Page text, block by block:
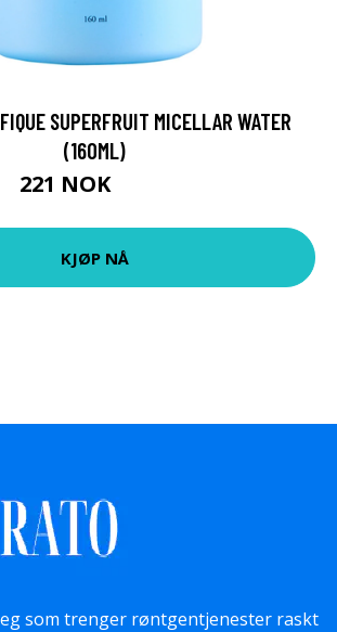
SUPERFRUIT MICELLAR WATER
(160ML)
221 NOK
KJØP NÅ
som trenger røntgentjenester raskt